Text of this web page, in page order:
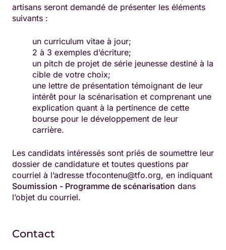
artisans seront demandé de présenter les éléments
suivants :
un curriculum vitae à jour;
2 à 3 exemples d’écriture;
un pitch de projet de série jeunesse destiné à la
cible de votre choix;
une lettre de présentation témoignant de leur
intérêt pour la scénarisation et comprenant une
explication quant à la pertinence de cette
bourse pour le développement de leur
carrière.
Les candidats intéressés sont priés de soumettre leur
dossier de candidature et toutes questions par
courriel à l’adresse tfocontenu@tfo.org, en indiquant
Soumission - Programme de scénarisation dans
l’objet du courriel.
Contact